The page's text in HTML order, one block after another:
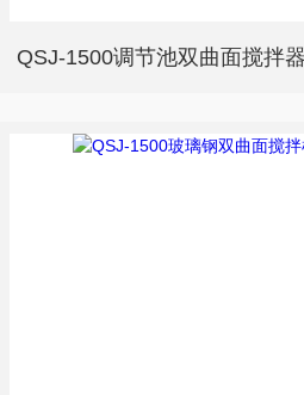
QSJ-1500调节池双曲面搅拌